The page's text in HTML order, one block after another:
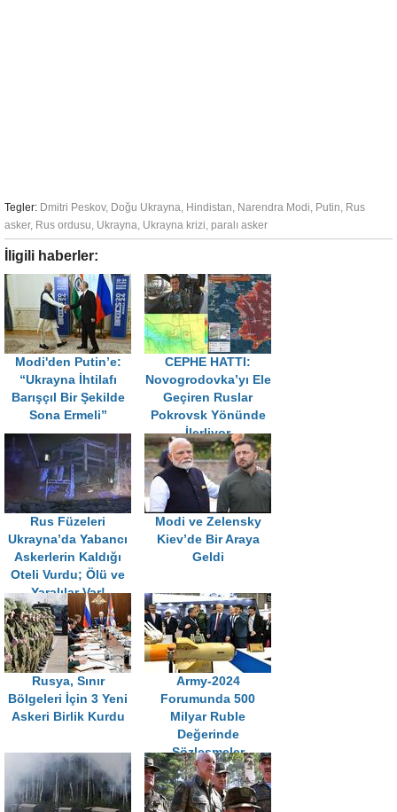
Tegler: Dmitri Peskov, Doğu Ukrayna, Hindistan, Narendra Modi, Putin, Rus
asker, Rus ordusu, Ukrayna, Ukrayna krizi, paralı asker
İligili haberler:
Modi'den Putin’e:
“Ukrayna İhtilafı
Barışçıl Bir Şekilde
Sona Ermeli”
CEPHE HATTI:
Novogrodovka’yı Ele
Geçiren Ruslar
Pokrovsk Yönünde
İlerliyor
Rus Füzeleri
Ukrayna’da Yabancı
Askerlerin Kaldığı
Oteli Vurdu; Ölü ve
Yaralılar Var!
Modi ve Zelensky
Kiev’de Bir Araya
Geldi
Rusya, Sınır
Bölgeleri İçin 3 Yeni
Askeri Birlik Kurdu
Army-2024
Forumunda 500
Milyar Ruble
Değerinde
Sözleşmeler
İmzalandı